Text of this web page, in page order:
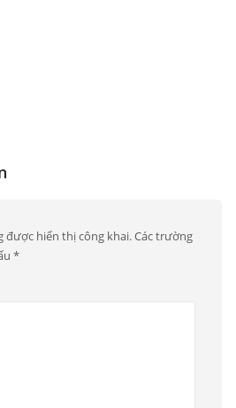
được hiển thị công khai.Các trường
*